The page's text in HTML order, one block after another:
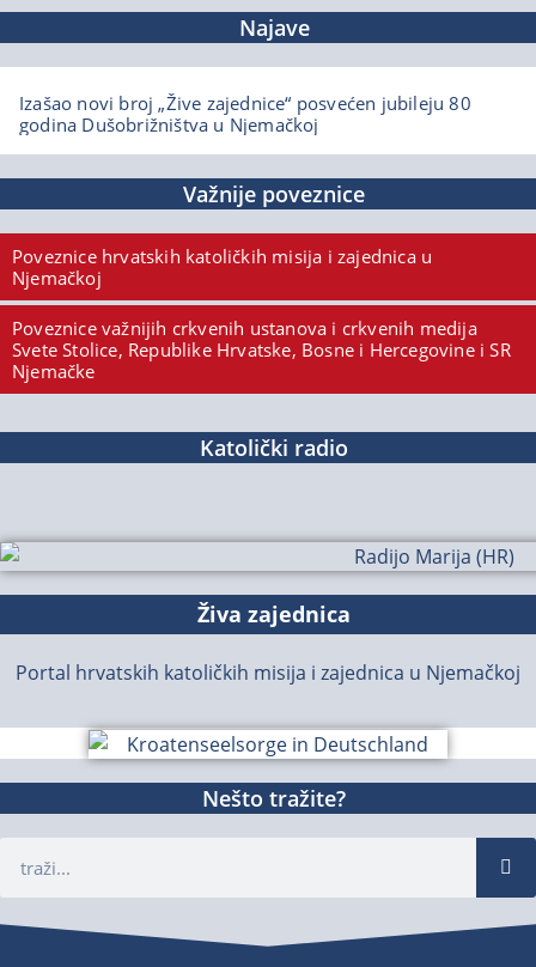
Najave
Izašao novi broj „Žive zajednice“ posvećen jubileju 80
godina Dušobrižništva u Njemačkoj
Važnije poveznice
Poveznice hrvatskih katoličkih misija i zajednica u
Njemačkoj
Poveznice važnijih crkvenih ustanova i crkvenih medija
Svete Stolice, Republike Hrvatske, Bosne i Hercegovine i SR
Njemačke
Katolički radio
Živa zajednica
Portal hrvatskih katoličkih misija i zajednica u Njemačkoj
Nešto tražite?